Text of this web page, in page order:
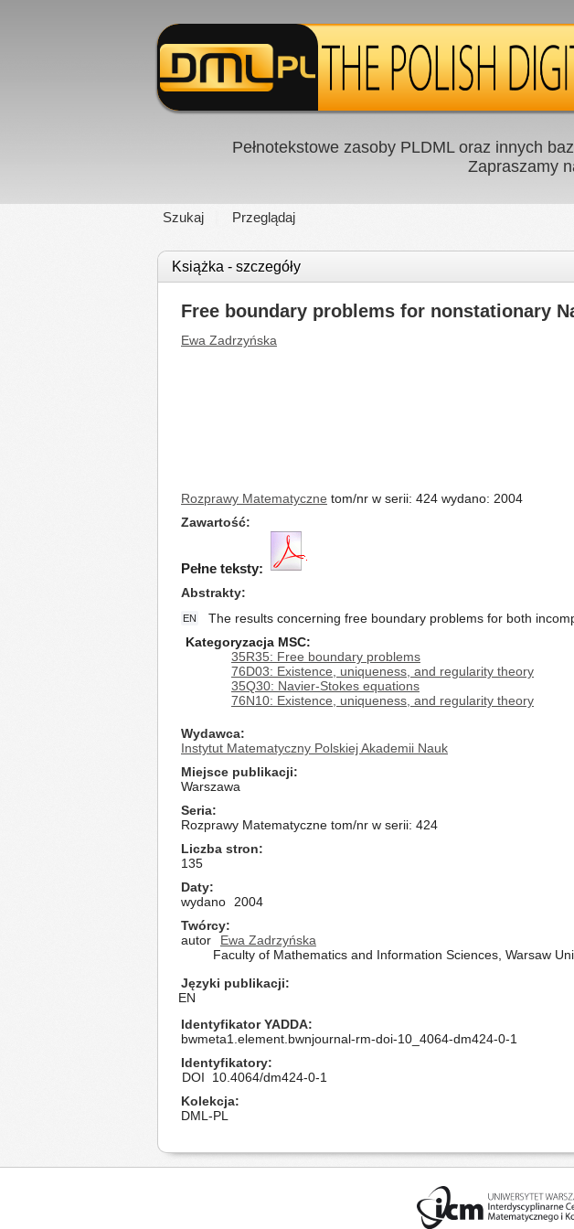
Pełnotekstowe zasoby PLDML oraz innych
Zapraszamy
Szukaj Przeglądaj
Książka - szczegóły
Free boundary problems for nonstationary
Ewa Zadrzyńska
Rozprawy Matematyczne tom/nr w serii: 424 wydano: 2004
Zawartość
Pełne teksty:
Abstrakty
EN
The results concerning free boundary problems for both
Kategoryzacja MSC:
35R35: Free boundary problems
76D03: Existence, uniqueness, and regularity theory
35Q30: Navier-Stokes equations
76N10: Existence, uniqueness, and regularity theory
Wydawca
Instytut Matematyczny Polskiej Akademii Nauk
Miejsce publikacji
Warszawa
Seria
Rozprawy Matematyczne tom/nr w serii: 424
Liczba stron
135
Daty
wydano
2004
Twórcy
autor
Ewa Zadrzyńska
Faculty of Mathematics and Information Sciences, Warsaw
Języki publikacji
EN
Identyfikator YADDA
bwmeta1.element.bwnjournal-rm-doi-10_4064-dm424-0-1
Identyfikatory
DOI
10.4064/dm424-0-1
Kolekcja
DML-PL